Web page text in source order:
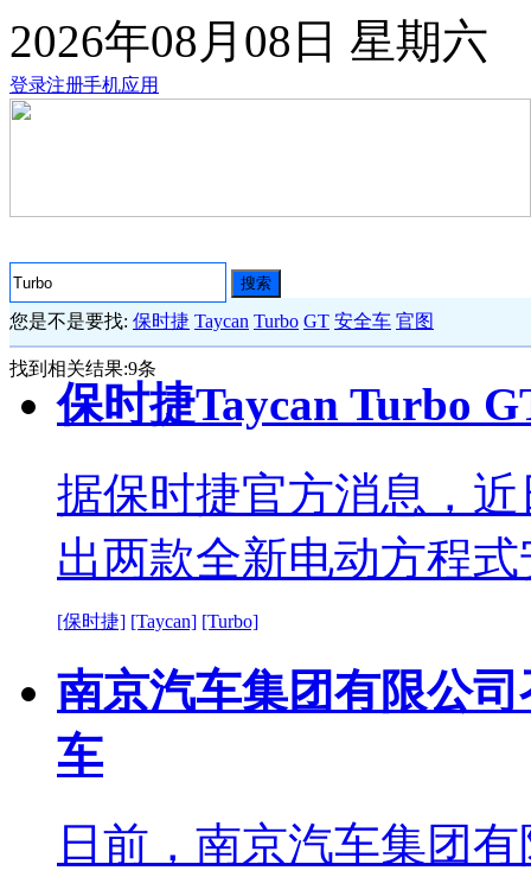
2026年08月08日 星期六
登录注册手机应用
搜索
您是不是要找: 保时捷 Taycan Turbo GT 安全车 官图
找到相关结果:9条
保时捷Taycan Turbo
据保时捷官方消息，近
出两款全新电动方程
[保时捷] [Taycan] [Turbo]
南京汽车集团有限公
车
日前，南京汽车集团